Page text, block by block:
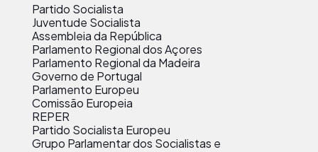
Partido Socialista
Juventude Socialista
Assembleia da República
Parlamento Regional dos Açores
Parlamento Regional da Madeira
Governo de Portugal
Parlamento Europeu
Comissão Europeia
REPER
Partido Socialista Europeu
Grupo Parlamentar dos Socialistas e